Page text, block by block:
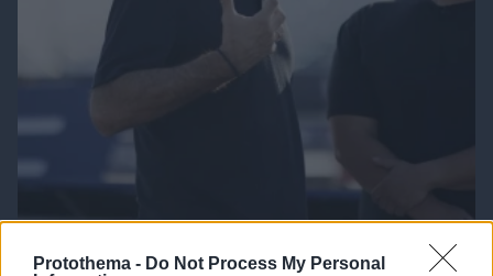
Protothema - Do Not Process My Personal
07.08.2026, 19:39